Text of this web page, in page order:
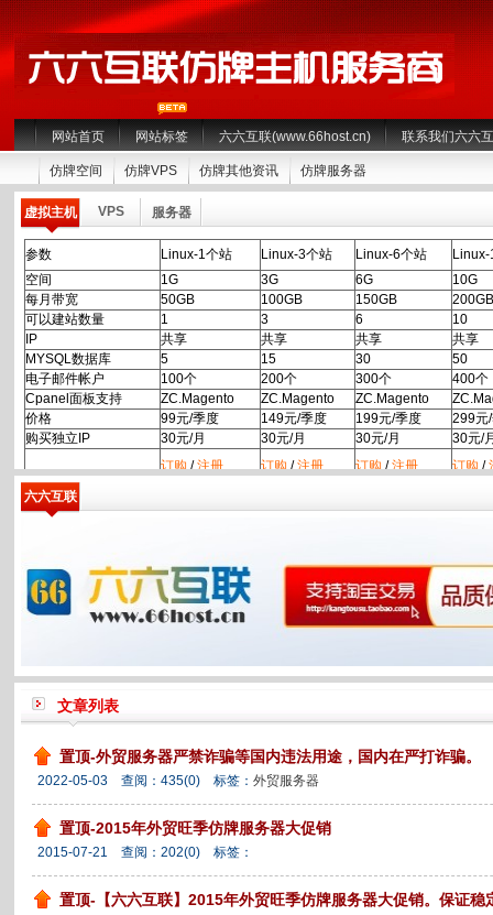
网站首页 网站标签 六六互联(www.66host.cn) 联系我们六六
仿牌空间 仿牌VPS 仿牌其他资讯 仿牌服务器
虚拟主机 VPS 服务器
参数 Linux-1个站 Linux-3个站 Linux-6个站
空间
1G 3G 6G
10G
每月带宽
50GB 100GB 150GB
200GB
可以建站数量
1 3 6
10
IP
共享 共享 共享
共享
MYSQL数据库
5 15 30
50
电子邮件帐户
100个 200个 300个
400个
Cpanel面板支持
ZC.Magento ZC.Magento ZC.Magento
价格
99元/季度 149元/季度 199元/季度
299元
购买独立IP
30元/月 30元/月 30元/月
30元/
订购/注册 订购/注册 订购/注册 订购/
六六互联
文章列表
置顶-外贸服务器严禁诈骗等国内违法用途，国内在严打诈骗。
2022-05-03 查阅： 435(0) 标签： 外贸服务器
置顶-2015年外贸旺季仿牌服务器大促销
2015-07-21 查阅： 202(0) 标签：
置顶-【六六互联】2015年外贸旺季仿牌服务器大促销。保证稳